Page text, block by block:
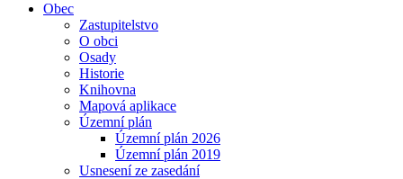
Obec
Zastupitelstvo
O obci
Osady
Historie
Knihovna
Mapová aplikace
Územní plán
Územní plán 2026
Územní plán 2019
Usnesení ze zasedání